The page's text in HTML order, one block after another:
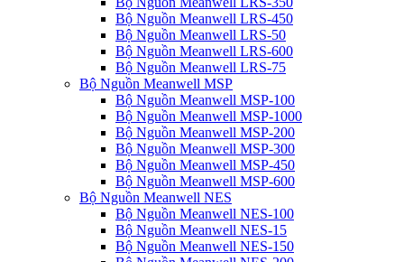
Bộ Nguồn Meanwell LRS-450
Bộ Nguồn Meanwell LRS-50
Bộ Nguồn Meanwell LRS-600
Bộ Nguồn Meanwell LRS-75
Bộ Nguồn Meanwell MSP
Bộ Nguồn Meanwell MSP-100
Bộ Nguồn Meanwell MSP-1000
Bộ Nguồn Meanwell MSP-200
Bộ Nguồn Meanwell MSP-300
Bộ Nguồn Meanwell MSP-450
Bộ Nguồn Meanwell MSP-600
Bộ Nguồn Meanwell NES
Bộ Nguồn Meanwell NES-100
Bộ Nguồn Meanwell NES-15
Bộ Nguồn Meanwell NES-150